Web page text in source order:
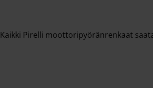
Kaikki Pirelli moottoripyöränrenkaat